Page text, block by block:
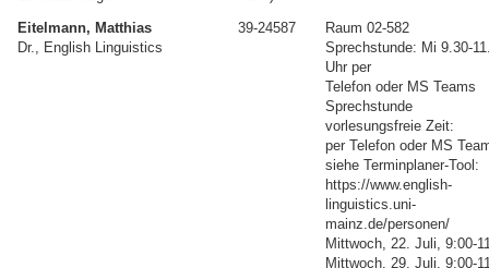
Eitelmann, Matthias
Dr., English Linguistics
39-24587
Raum 02-582
Sprechstunde: Mi 9.30-
Uhr per
Telefon oder MS Teams
Sprechstunde
vorlesungsfreie Zeit:
per Telefon oder MS
siehe Terminplaner-Tool:
https://www.english-
linguistics.uni-
mainz.de/personen/
Mittwoch, 22. Juli, 9:00-
Mittwoch, 29. Juli, 9:00-